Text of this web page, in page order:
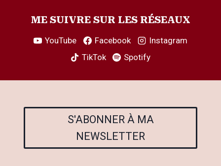
ME SUIVRE SUR LES RÉSEAUX
YouTube Facebook
Instagram
TikTok
Spotify
S'ABONNER À MA
NEWSLETTER